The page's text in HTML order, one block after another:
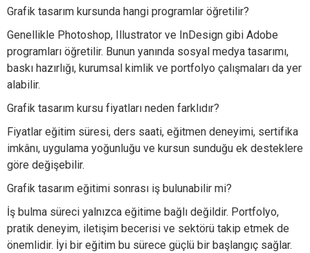
Grafik tasarım kursunda hangi programlar öğretilir?
Genellikle Photoshop, Illustrator ve InDesign gibi Adobe
programları öğretilir. Bunun yanında sosyal medya tasarımı,
baskı hazırlığı, kurumsal kimlik ve portfolyo çalışmaları da yer
alabilir.
Grafik tasarım kursu fiyatları neden farklıdır?
Fiyatlar eğitim süresi, ders saati, eğitmen deneyimi, sertifika
imkânı, uygulama yoğunluğu ve kursun sunduğu ek desteklere
göre değişebilir.
Grafik tasarım eğitimi sonrası iş bulunabilir mi?
İş bulma süreci yalnızca eğitime bağlı değildir. Portfolyo,
pratik deneyim, iletişim becerisi ve sektörü takip etmek de
önemlidir. İyi bir eğitim bu sürece güçlü bir başlangıç sağlar.